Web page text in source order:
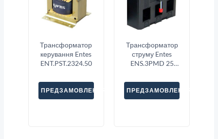
Трансформатор
керування Entes
ENT.PST.2324.50
ПРЕДЗАМОВЛЕННЯ
Трансформатор
струму Entes
ENS.3PMD 25
ПРЕДЗАМОВЛЕННЯ